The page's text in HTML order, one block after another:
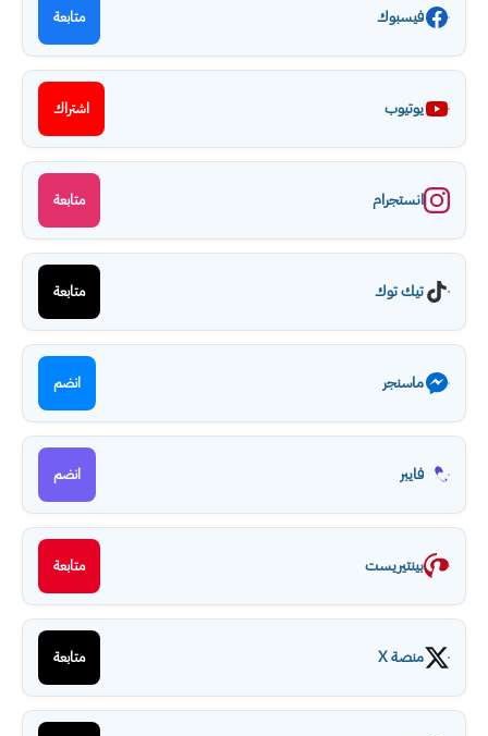
فيسبوك متابعة
يوتيوب اشتراك
انستجرام متابعة
تيك توك متابعة
ماسنجر انضم
فايبر انضم
بينتيريست متابعة
منصة X متابعة